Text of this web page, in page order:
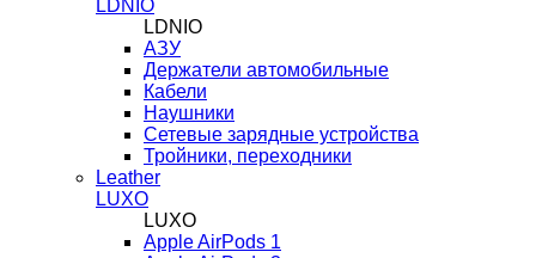
LDNIO
LDNIO
АЗУ
Держатели автомобильные
Кабели
Наушники
Сетевые зарядные устройства
Тройники, переходники
Leather
LUXO
LUXO
Apple AirPods 1